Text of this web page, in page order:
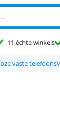
11 échte winkels
vaste telefoons